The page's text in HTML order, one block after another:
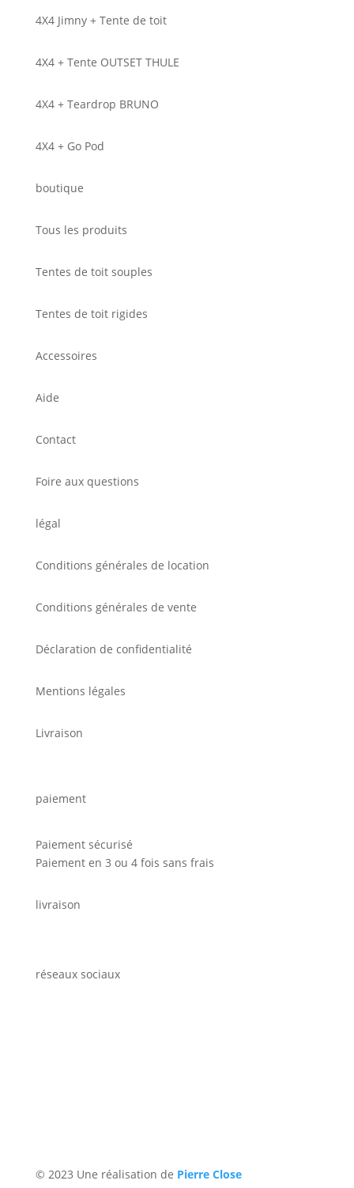
4X4 Jimny + Tente de toit
4X4 + Tente OUTSET THULE
4X4 + Teardrop BRUNO
4X4 + Go Pod
boutique
Tous les produits
Tentes de toit souples
Tentes de toit rigides
Accessoires
Aide
Contact
Foire aux questions
légal
Conditions générales de location
Conditions générales de vente
Déclaration de confidentialité
Mentions légales
Livraison
paiement
Paiement sécurisé
Paiement en 3 ou 4 fois sans frais
livraison
réseaux sociaux
© 2023 Une réalisation de Pierre Close